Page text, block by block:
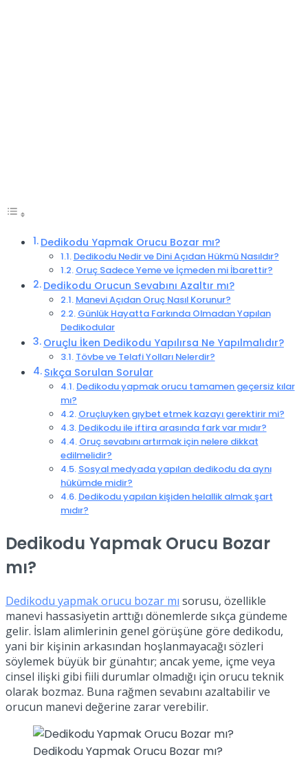
Dedikodu Yapmak Orucu Bozar mı?
Dedikodu Nedir ve Dini Açıdan Hükmü Nasıldır?
Oruç Sadece Yeme ve İçmeden mi İbarettir?
Dedikodu Orucun Sevabını Azaltır mı?
Manevi Açıdan Oruç Nasıl Korunur?
Günlük Hayatta Farkında Olmadan Yapılan
Dedikodular
Oruçlu İken Dedikodu Yapılırsa Ne Yapılmalıdır?
Tövbe ve Telafi Yolları Nelerdir?
Sıkça Sorulan Sorular
Dedikodu yapmak orucu tamamen geçersiz kılar
mı?
Oruçluyken gıybet etmek kazayı gerektirir mi?
Dedikodu ile iftira arasında fark var mıdır?
Oruç sevabını artırmak için nelere dikkat
edilmelidir?
Sosyal medyada yapılan dedikodu da aynı
hükümde midir?
Dedikodu yapılan kişiden helallik almak şart
mıdır?
Dedikodu Yapmak Orucu Bozar
mı?
Dedikodu yapmak orucu bozar mı sorusu, özellikle
manevi hassasiyetin arttığı dönemlerde sıkça gündeme
gelir. İslam alimlerinin genel görüşüne göre dedikodu,
yani bir kişinin arkasından hoşlanmayacağı sözleri
söylemek büyük bir günahtır; ancak yeme, içme veya
cinsel ilişki gibi fiili durumlar olmadığı için orucu teknik
olarak bozmaz. Buna rağmen sevabını azaltabilir ve
orucun manevi değerine zarar verebilir.
Dedikodu Yapmak Orucu Bozar mı?